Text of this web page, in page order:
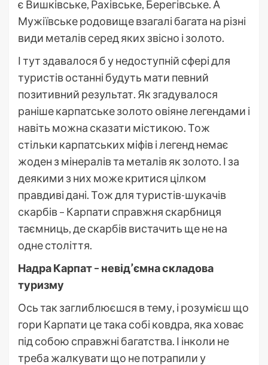
є Вишківське, Рахівське, Берегівське. А
Мужіївське родовище взагалі багата на різні
види металів серед яких звісно і золото.
І тут здавалося б у недоступній сфері для
туристів останні будуть мати певний
позитивний результат. Як згадувалося
раніше карпатське золото овіяне легендами і
навіть можна сказати містикою. Тож
стільки карпатських міфів і легенд немає
жоден з мінералів та металів як золото. І за
деякими з них може критися цілком
правдиві дані. Тож для туристів-шукачів
скарбів – Карпати справжня скарбниця
таємниць, де скарбів вистачить ще не на
одне століття.
Надра Карпат – невід’ємна складова
туризму
Ось так заглиблюєшся в тему, і розумієш що
гори Карпати це така собі ковдра, яка ховає
під собою справжні багатства. І інколи не
треба жалкувати що не потрапили у